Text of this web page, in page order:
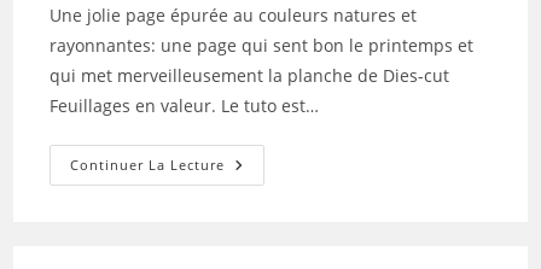
publication :
Une jolie page épurée au couleurs natures et
rayonnantes: une page qui sent bon le printemps et
qui met merveilleusement la planche de Dies-cut
Feuillages en valeur. Le tuto est…
Continuer La Lecture Tuto
N°4